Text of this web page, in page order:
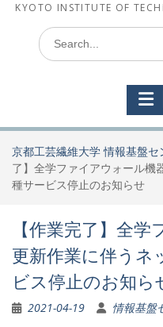
KYOTO INSTITUTE OF
Search
for:
京都工芸繊維大学 情報基盤セ
了】全学ファイアウォール機
種サービス停止のお知らせ
【作業完了】全
更新作業に伴うネ
ビス停止のお知ら
2021-04-19 情報基盤